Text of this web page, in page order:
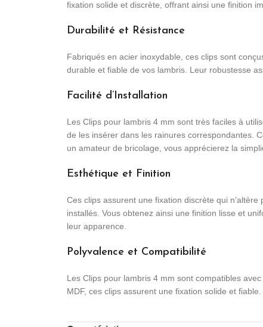
fixation solide et discrète, offrant ainsi une finition
Durabilité et Résistance
Fabriqués en acier inoxydable, ces clips sont
durable et fiable de vos lambris. Leur robustesse
Facilité d’Installation
Les Clips pour lambris 4 mm sont très faciles à
de les insérer dans les rainures correspondantes.
un amateur de bricolage, vous apprécierez la
Esthétique et Finition
Ces clips assurent une fixation discrète qui
installés. Vous obtenez ainsi une finition lisse et
leur apparence.
Polyvalence et Compatibilité
Les Clips pour lambris 4 mm sont compatibles
MDF, ces clips assurent une fixation solide et